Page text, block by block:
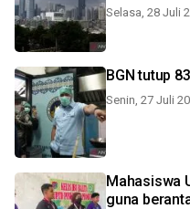
Selasa, 28 Juli
BGN tutup
Senin, 27 Juli
Mahasiswa
guna